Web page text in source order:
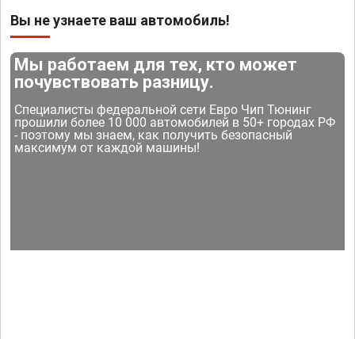
Вы не узнаете ваш автомобиль!
Мы работаем для тех, кто может
почувствовать разницу.
Специалисты федеральной сети Евро Чип Тюнинг
прошили более 10 000 автомобилей в 50+ городах РФ
- поэтому мы знаем, как получить безопасный
максимум от каждой машины!